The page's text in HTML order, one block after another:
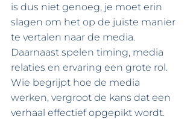
is dus niet genoeg, je moet erin
slagen om het op de juiste manier
te vertalen naar de media.
Daarnaast spelen timing, media
relaties en ervaring een grote rol.
Wie begrijpt hoe de media
werken, vergroot de kans dat een
verhaal effectief opgepikt wordt.